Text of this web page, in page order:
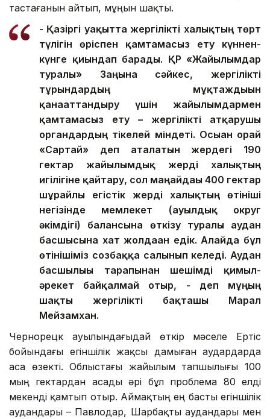
тастағанын айтып, мұңын шақты.
- Қазіргі уақытта жергілікті халықтың төрт
түлігін өріспен қамтамасыз ету күннен-
күнге қиындап барады. ҚР «Жайылымдар
туралы» Заңына сәйкес, жергілікті
тұрғындардың мұқтаждығын
қанағаттандыру үшін жайылымдармен
қамтамасыз ету – жергілікті атқарушы
органдардың тікелей міндеті. Осыған орай
«Сартай» деп аталатын жердегі 190
гектар жайылымдық жерді халықтың
игілігіне қайтару, сол маңайдағы 400 гектар
шұрайлы егістік жерді халықтың өтініші
негізінде мемлекет (ауылдық округ
әкімдігі) балансына өткізу туралы аудан
басшысына хат жолдаған едік. Алайда бұл
өтінішіміз созбаққа салынып келеді. Аудан
басшылығы тарапынан шешімді қимыл-
әрекет байқалмай отыр, - деп мұңың
шақты жергілікті бақташы Марал
Мейзамхан.
Чернорецк ауылындағыдай өткір мәселе Ертіс
бойындағы егіншілік жақсы дамыған аудардарда
аса өзекті. Облыстағы жайылым тапшылығы 100
мың гектардан асады әрі бұл проблема 80 елді
мекенді қамтып отыр. Аймақтың ең басты егіншілік
аудандары – Павлодар, Шарбақты аудандары мен